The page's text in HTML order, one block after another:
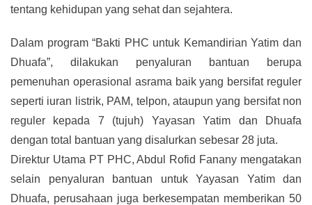
tentang kehidupan yang sehat dan sejahtera.
Dalam program “Bakti PHC untuk Kemandirian Yatim dan
Dhuafa”, dilakukan penyaluran bantuan berupa
pemenuhan operasional asrama baik yang bersifat reguler
seperti iuran listrik, PAM, telpon, ataupun yang bersifat non
reguler kepada 7 (tujuh) Yayasan Yatim dan Dhuafa
dengan total bantuan yang disalurkan sebesar 28 juta.
Direktur Utama PT PHC, Abdul Rofid Fanany mengatakan
selain penyaluran bantuan untuk Yayasan Yatim dan
Dhuafa, perusahaan juga berkesempatan memberikan 50